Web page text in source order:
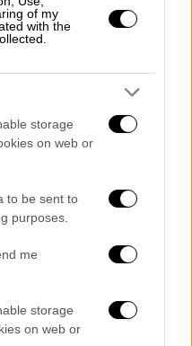
of my
with the
storage
on web or
to be sent to
purposes.
me
storage
on web or
σταδιόδια
με τελευταία
έχουν περάσειαπό
από τα μεσάνυχτα
ενώ το
διόδια των
από
να εκτιμούν
τις επόμενες
ημέρας.